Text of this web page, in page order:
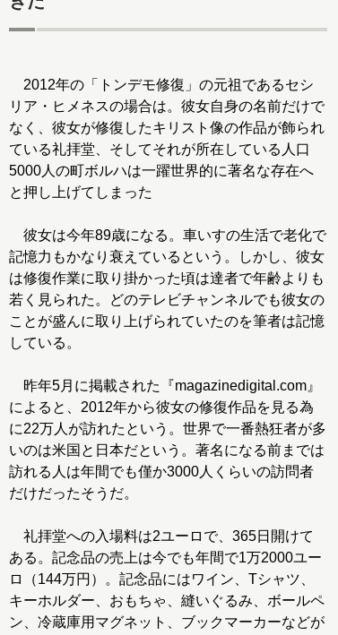
2012年の「トンデモ修復」の元祖であるセシ
リア・ヒメネスの場合は。彼女自身の名前だけで
なく、彼女が修復したキリスト像の作品が飾られ
ている礼拝堂、そしてそれが所在している人口
5000人の町ボルハは一躍世界的に著名な存在へ
と押し上げてしまった
彼女は今年89歳になる。車いすの生活で老化で
記憶力もかなり衰えているという。しかし、彼女
は修復作業に取り掛かった頃は達者で年齢よりも
若く見られた。どのテレビチャンネルでも彼女の
ことが盛んに取り上げられていたのを筆者は記憶
している。
昨年5月に掲載された『magazinedigital.com』
によると、2012年から彼女の修復作品を見る為
に22万人が訪れたという。世界で一番熱狂者が多
いのは米国と日本だという。著名になる前までは
訪れる人は年間でも僅か3000人くらいの訪問者
だけだったそうだ。
礼拝堂への入場料は2ユーロで、365日開けて
ある。記念品の売上は今でも年間で1万2000ユー
ロ（144万円）。記念品にはワイン、Tシャツ、
キーホルダー、おもちゃ、縫いぐるみ、ボールペ
ン、冷蔵庫用マグネット、ブックマーカーなどが